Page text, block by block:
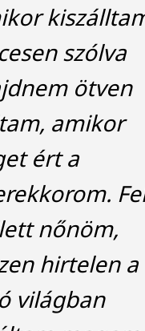
szólva
ötven
amikor
ért a
nőnöm,
hirtelen a
világban